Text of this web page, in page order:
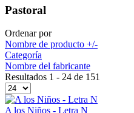
Pastoral
Ordenar por
Nombre de producto +/-
Categoría
Nombre del fabricante
Resultados 1 - 24 de 151
A los Niños - Letra N